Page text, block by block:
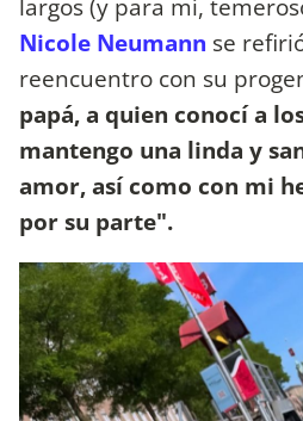
Nicole Neumann se
reencuentro con su
papá, a quien conocí a
mantengo una linda y
amor, así como con mi
por su parte".